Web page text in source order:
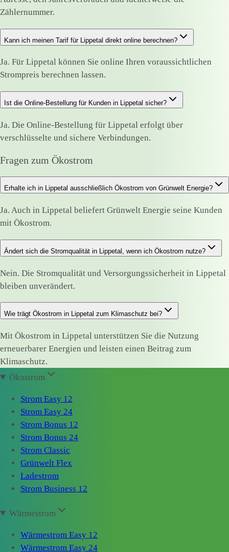
Zählernummer.
Kann ich meinen Tarif für Lippetal direkt online berechnen?
Ja. Für Lippetal können Sie online Ihren voraussichtlichen
Strompreis berechnen lassen.
Ist die Online-Bestellung für Kunden in Lippetal sicher?
Ja. Die Online-Bestellung für Lippetal erfolgt über
verschlüsselte und sichere Verbindungen.
Fragen zum Ökostrom
Erhalte ich in Lippetal ausschließlich Ökostrom von Grünwelt Energie?
Ja. Auch in Lippetal beliefert Grünwelt Energie seine Kunden
mit Ökostrom.
Ändert sich die Stromqualität in Lippetal, wenn ich Ökostrom nutze?
Nein. Die Stromqualität und Versorgungssicherheit in Lippetal
bleiben unverändert.
Wie trägt Ökostrom in Lippetal zum Klimaschutz bei?
Mit Ökostrom in Lippetal unterstützen Sie die Nutzung
erneuerbarer Energien und leisten einen Beitrag zum
Klimaschutz.
Ökostrom
Strom Easy 12
Strom Easy 24
Strom Bonus 12
Strom Bonus 24
Strom Classic
Grünwelt Flex
Ladestrom
Strom Business 12
Wärmestrom
Wärmestrom Easy 12
Wärmestrom Easy 24